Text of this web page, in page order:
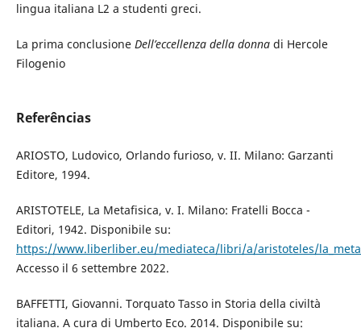
lingua italiana L2 a studenti greci.
La prima conclusione Dell’eccellenza della donnadi Hercole
Filogenio
Referências
ARIOSTO, Ludovico, Orlando furioso, v. II. Milano: Garzanti
Editore, 1994.
ARISTOTELE, La Metafisica, v. I. Milano: Fratelli Bocca -
Editori, 1942. Disponibile su:
https://www.liberliber.eu/mediateca/libri/a/aristoteles/
Accesso il 6 settembre 2022.
BAFFETTI, Giovanni. Torquato Tasso in Storia della civiltà
italiana. A cura di Umberto Eco. 2014. Disponibile su: